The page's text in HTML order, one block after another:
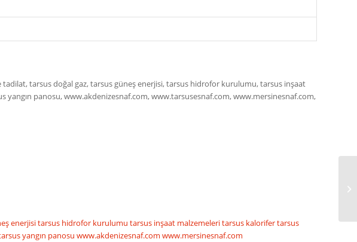
tarsus doğal gaz, tarsus güneş enerjisi, tarsus hidrofor kurulumu, tarsus inşaat
yangın panosu, www.akdenizesnaf.com, www.tarsusesnaf.com, www.mersinesnaf.com,
enerjisitarsus hidrofor kurulumu tarsus inşaat malzemeleritarsus kalorifertarsus
yangın panosu www.akdenizesnaf.com www.mersinesnaf.com